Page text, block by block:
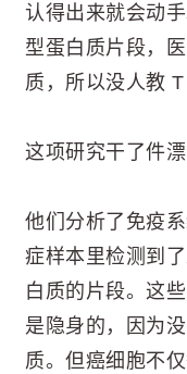
认得出来就会动
型蛋白质片段，
质，所以没人教 T
这项研究干了件漂
他们分析了免疫
症样本里检测到
白质的片段。这
是隐身的，因为
质。但癌细胞不